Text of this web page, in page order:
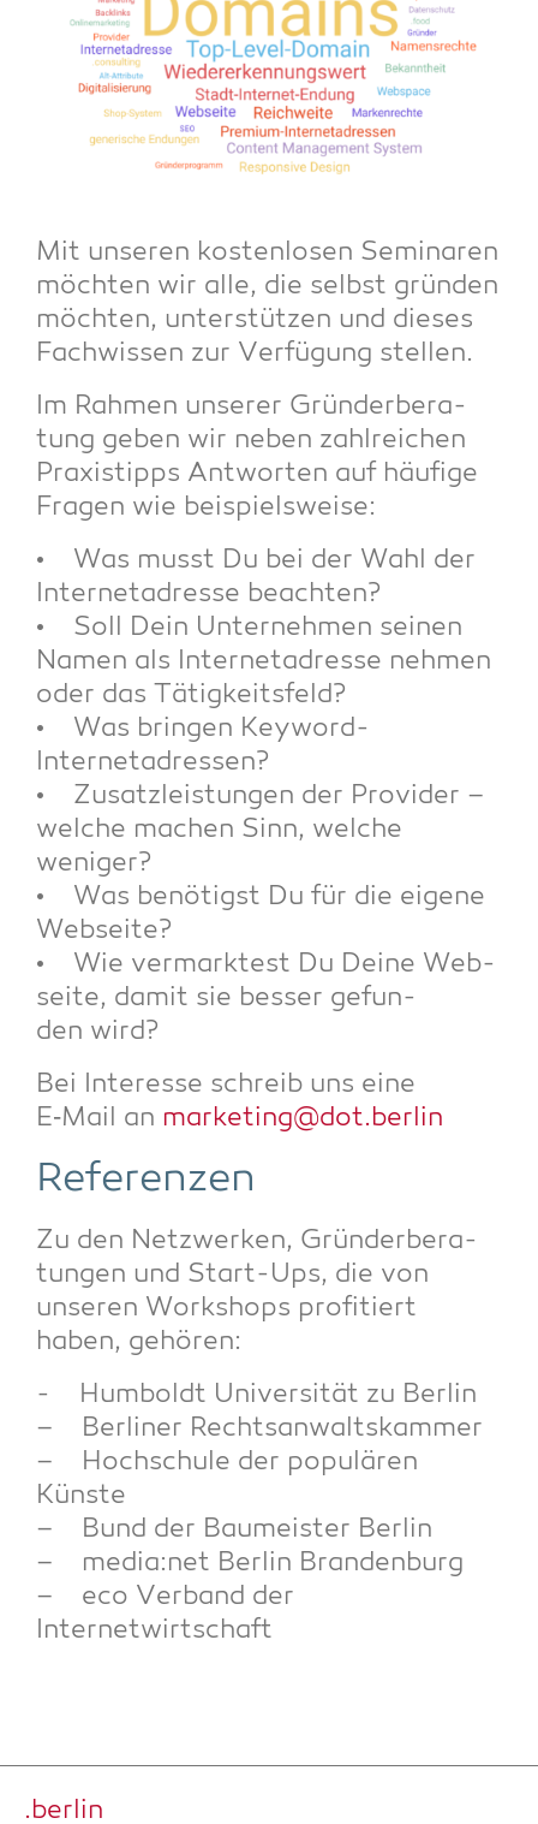
Mit unse­ren kos­ten­lo­sen Semi­na­ren
möch­ten wir alle, die selbst grün­den
möch­ten, unter­stüt­zen und die­ses
Fach­wis­sen zur Ver­fü­gung stellen.
Im Rah­men unse­rer Grün­der­be­ra­
tung geben wir neben zahl­rei­chen
Pra­xis­tipps Ant­wor­ten auf häu­fi­ge
Fra­gen wie beispielsweise:
• Was musst Du bei der Wahl der
Inter­net­adres­se beachten?
• Soll Dein Unter­neh­men sei­nen
Namen als Inter­net­adres­se neh­men
oder das Tätigkeitsfeld?
• Was brin­gen Keyword-
Internetadressen?
• Zusatz­leis­tun­gen der Pro­vi­der –
wel­che machen Sinn, wel­che
weniger?
• Was benö­tigst Du für die eige­ne
Webseite?
• Wie ver­mark­test Du Dei­ne Web­
sei­te, damit sie bes­ser gefun­
den wird?
Bei Inter­es­se schreib uns eine
E‑Mail an marketing@dot.berlin
Refe­ren­zen
Zu den Netz­wer­ken, Grün­der­be­ra­
tun­gen und Start-Ups, die von
unse­ren Work­shops pro­fi­tiert
haben, gehören:
- Hum­boldt Uni­ver­si­tät zu Berlin
– Ber­li­ner Rechtsanwaltskammer
– Hoch­schu­le der popu­lä­ren
Künste
– Bund der Bau­meis­ter Berlin
– media:net Ber­lin Brandenburg
– eco Ver­band der
Internetwirtschaft
.ber­lin